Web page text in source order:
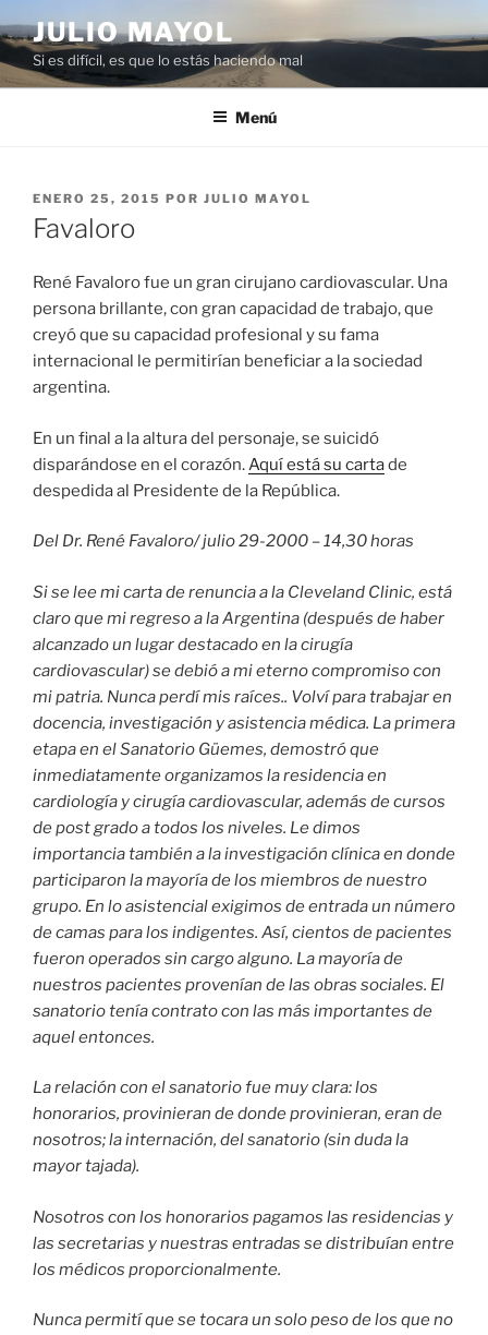
al
contenido
JULIO MAYOL
Si es difícil, es que lo estás haciendo mal
Menú
PUBLICADO
EL
ENERO 25, 2015 POR JULIO MAYOL
Favaloro
René Favaloro fue un gran cirujano cardiovascular. Una
persona brillante, con gran capacidad de trabajo, que
creyó que su capacidad profesional y su fama
internacional le permitirían beneficiar a la sociedad
argentina.
En un final a la altura del personaje, se suicidó
disparándose en el corazón.Aquí está su cartade
despedida al Presidente de la República.
Del Dr. René Favaloro/ julio 29-2000 – 14,30 horas
Si se lee mi carta de renuncia a la Cleveland Clinic, está
claro que mi regreso a la Argentina (después de haber
alcanzado un lugar destacado en la cirugía
cardiovascular) se debió a mi eterno compromiso con
mi patria. Nunca perdí mis raíces.. Volví para trabajar en
docencia, investigación y asistencia médica. La primera
etapa en el Sanatorio Güemes, demostró que
inmediatamente organizamos la residencia en
cardiología y cirugía cardiovascular, además de cursos
de post grado a todos los niveles. Le dimos
importancia también a la investigación clínica en donde
participaron la mayoría de los miembros de nuestro
grupo. En lo asistencial exigimos de entrada un número
de camas para los indigentes. Así, cientos de pacientes
fueron operados sin cargo alguno. La mayoría de
nuestros pacientes provenían de las obras sociales. El
sanatorio tenía contrato con las más importantes de
aquel entonces.
La relación con el sanatorio fue muy clara: los
honorarios, provinieran de donde provinieran, eran de
nosotros; la internación, del sanatorio (sin duda la
mayor tajada).
Nosotros con los honorarios pagamos las residencias y
las secretarias y nuestras entradas se distribuían entre
los médicos proporcionalmente.
Nunca permití que se tocara un solo peso de los que no